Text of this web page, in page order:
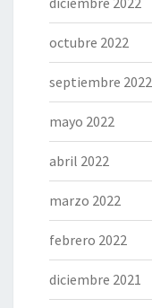
octubre 2022
septiembre 2022
mayo 2022
abril 2022
marzo 2022
febrero 2022
diciembre 2021